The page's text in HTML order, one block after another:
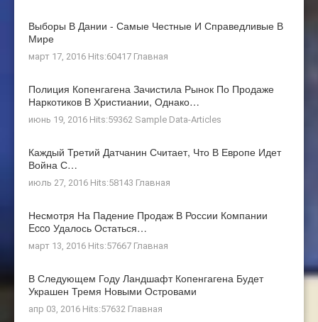
Выборы В Дании - Самые Честные И Справедливые В
Мире
март 17, 2016 Hits:60417 Главная
Полиция Копенгагена Зачистила Рынок По Продаже
Наркотиков В Христиании, Однако…
июнь 19, 2016 Hits:59362 Sample Data-Articles
Каждый Третий Датчанин Считает, Что В Европе Идет
Война С…
июль 27, 2016 Hits:58143 Главная
Несмотря На Падение Продаж В России Компании
Ecco Удалось Остаться…
март 13, 2016 Hits:57667 Главная
В Следующем Году Ландшафт Копенгагена Будет
Украшен Тремя Новыми Островами
апр 03, 2016 Hits:57632 Главная